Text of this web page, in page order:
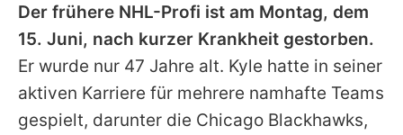
Datenschutzerklärung
Nutzungsbedingungen
Utiq verwalten
Der frühere NHL-Profi ist am Montag, dem
15. Juni, nach kurzer Krankheit gestorben.
Er wurde nur 47 Jahre alt. Kyle hatte in seiner
aktiven Karriere für mehrere namhafte Teams
gespielt, darunter die Chicago Blackhawks,